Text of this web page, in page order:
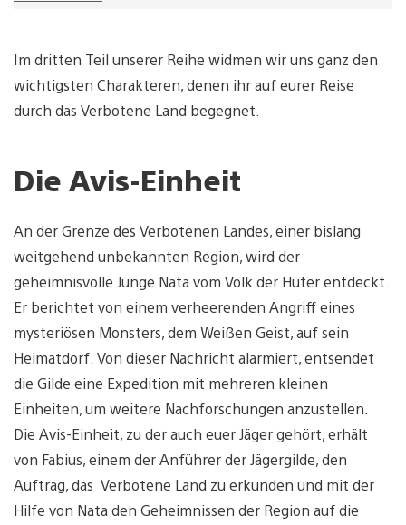
Im dritten Teil unserer Reihe widmen wir uns ganz den
wichtigsten Charakteren, denen ihr auf eurer Reise
durch das Verbotene Land begegnet.
Die Avis-Einheit
An der Grenze des Verbotenen Landes, einer bislang
weitgehend unbekannten Region, wird der
geheimnisvolle Junge Nata vom Volk der Hüter entdeckt.
Er berichtet von einem verheerenden Angriff eines
mysteriösen Monsters, dem Weißen Geist, auf sein
Heimatdorf. Von dieser Nachricht alarmiert, entsendet
die Gilde eine Expedition mit mehreren kleinen
Einheiten, um weitere Nachforschungen anzustellen.
Die Avis-Einheit, zu der auch euer Jäger gehört, erhält
von Fabius, einem der Anführer der Jägergilde, den
Auftrag, das Verbotene Land zu erkunden und mit der
Hilfe von Nata den Geheimnissen der Region auf die